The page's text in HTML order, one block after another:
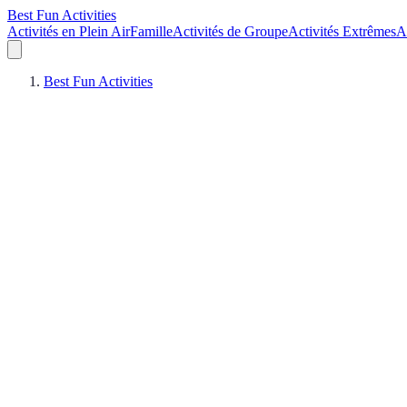
Best Fun Activities
Activités en Plein AirFamilleActivités de GroupeActivités Extrêmes
Best Fun Activities